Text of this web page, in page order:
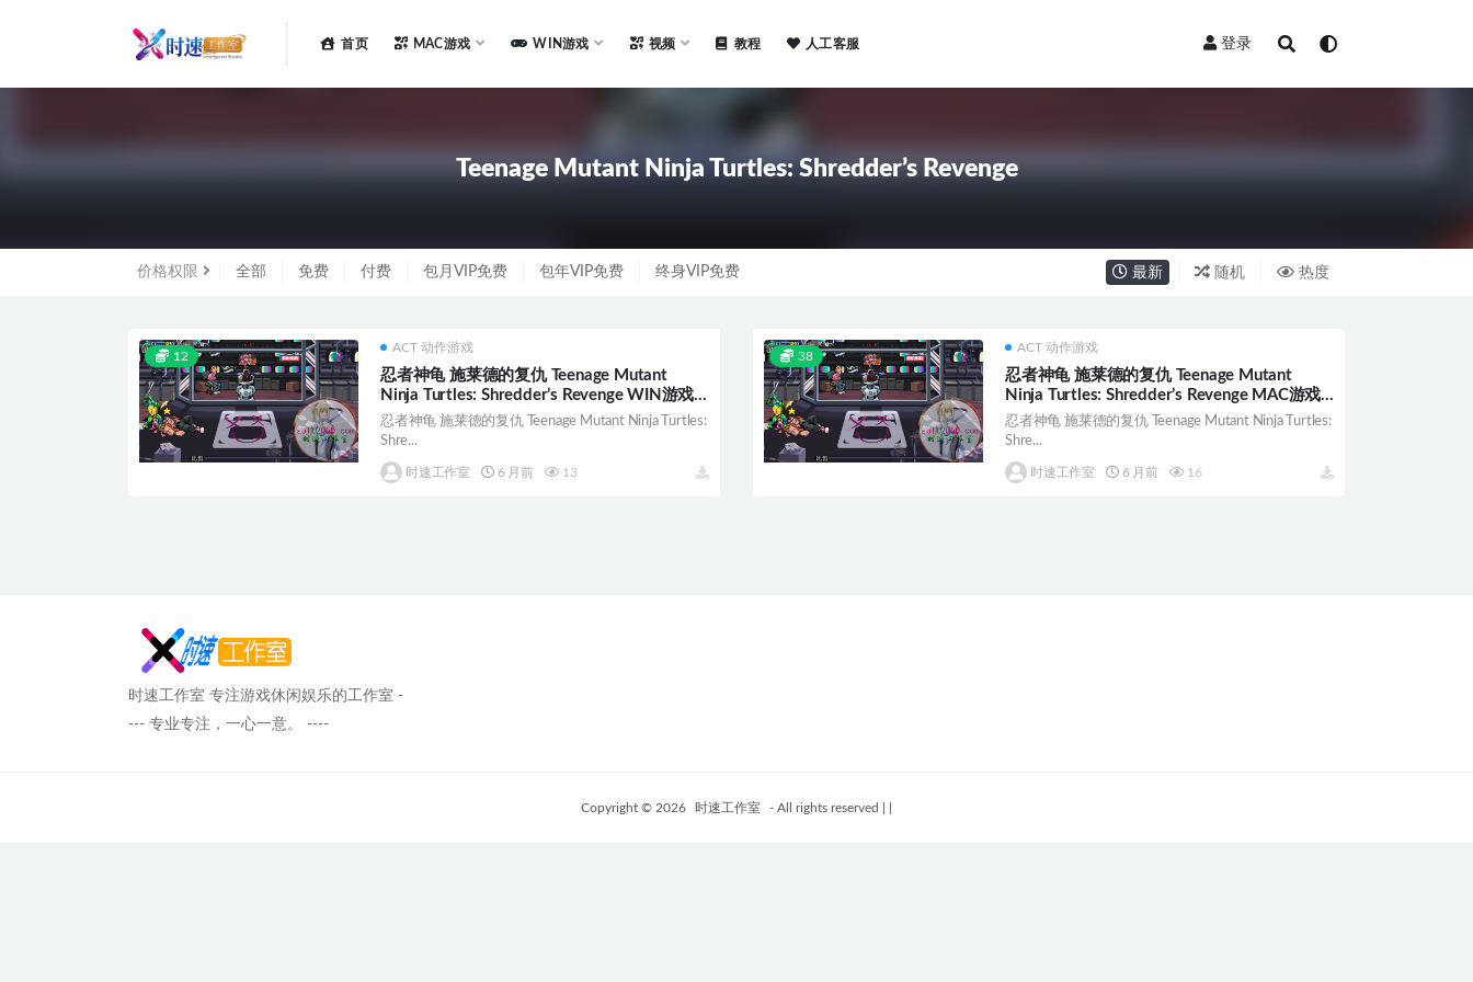
首页 MAC游戏 WIN游戏 视频 教程 人工客服 登录
Teenage Mutant Ninja Turtles: Shredder’s Revenge
价格权限 全部 免费 付费 包月VIP免费 包年VIP免费 终身VIP免费 最新 随机 热度
12
ACT 动作游戏
忍者神龟 施莱德的复仇 Teenage Mutant
Ninja Turtles: Shredder’s Revenge WIN游戏
PC电脑游戏 适配系统WINDOWS
忍者神龟 施莱德的复仇 Teenage Mutant Ninja Turtles:
Shre...
时速工作室 6 月前 13
38
ACT 动作游戏
忍者神龟 施莱德的复仇 Teenage Mutant
Ninja Turtles: Shredder’s Revenge MAC游戏
苹果电脑游戏 适配苹果OS系统macOS
忍者神龟 施莱德的复仇 Teenage Mutant Ninja Turtles:
Shre...
时速工作室 6 月前 16
时速工作室 专注游戏休闲娱乐的工作室 -
--- 专业专注，一心一意。 ----
Copyright © 2026 时速工作室 - All rights reserved